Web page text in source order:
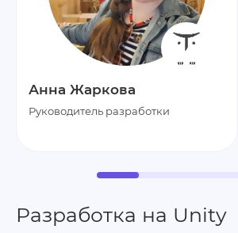
Анна Жаркова
Руководитель разработки
Разработка на Unity